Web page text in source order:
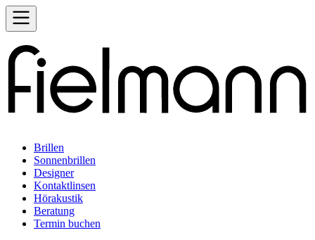
Brillen
Sonnenbrillen
Designer
Kontaktlinsen
Hörakustik
Beratung
Termin buchen